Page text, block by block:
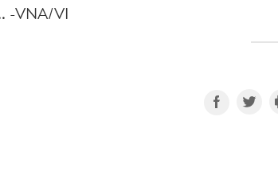
-VNA/VI